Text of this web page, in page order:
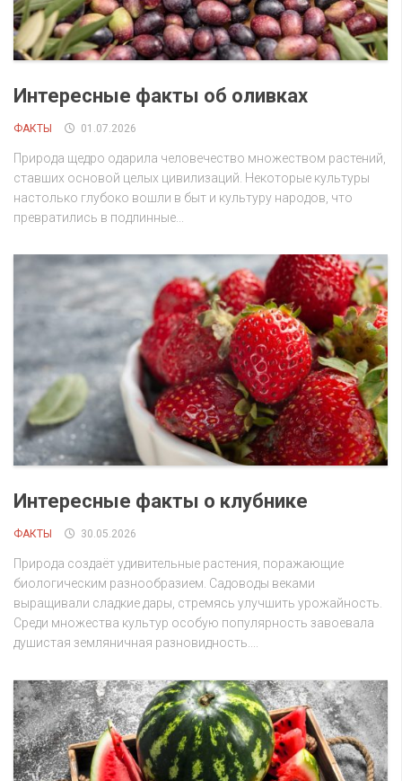
Интересные факты об оливках
ФАКТЫ 01.07.2026
Природа щедро одарила человечество множеством растений,
ставших основой целых цивилизаций. Некоторые культуры
настолько глубоко вошли в быт и культуру народов, что
превратились в подлинные...
Интересные факты о клубнике
ФАКТЫ 30.05.2026
Природа создаёт удивительные растения, поражающие
биологическим разнообразием. Садоводы веками
выращивали сладкие дары, стремясь улучшить урожайность.
Среди множества культур особую популярность завоевала
душистая земляничная разновидность....